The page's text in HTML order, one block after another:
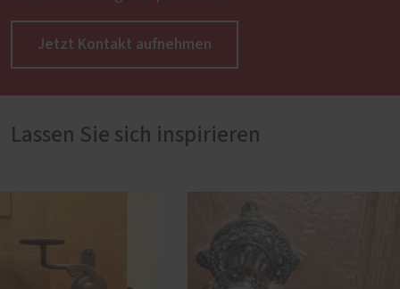
Jetzt Kontakt aufnehmen
Lassen Sie sich inspirieren